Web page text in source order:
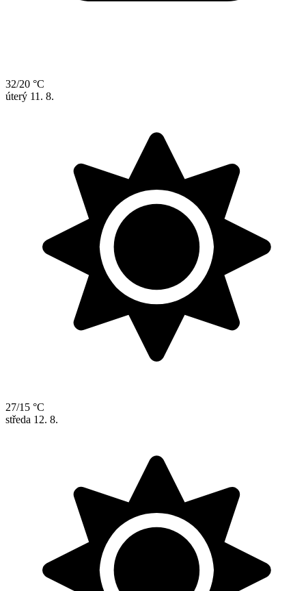
32/20 °C
úterý 11. 8.
27/15 °C
středa 12. 8.